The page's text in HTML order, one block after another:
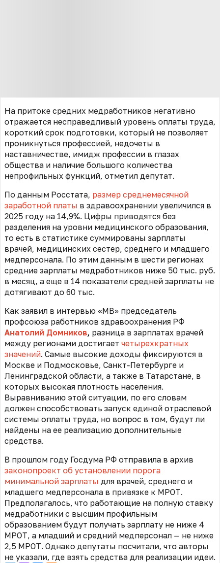
На притоке средних медработников негативно
отражается несправедливый уровень оплаты труда,
короткий срок подготовки, который не позволяет
проникнуться профессией, недочеты в
наставничестве, имидж профессии в глазах
общества и наличие большого количества
непрофильных функций, отметил депутат.
По данным Росстата, размер среднемесячной
заработной платы в здравоохранении увеличился в
2025 году на 14,9%. Цифры приводятся без
разделения на уровни медицинского образования,
то есть в статистике суммированы зарплаты
врачей, медицинских сестер, среднего и младшего
медперсонала. По этим данным в шести регионах
средние зарплаты медработников ниже 50 тыс. руб.
в месяц, а еще в 14 показатели средней зарплаты не
дотягивают до 60 тыс.
Как заявил в интервью «МВ» председатель
профсоюза работников здравоохранения РФ
Анатолий Домников, разница в зарплатах врачей
между регионами достигает четырехкратных
значений. Самые высокие доходы фиксируются в
Москве и Подмосковье, Санкт-Петербурге и
Ленинградской области, а также в Татарстане, в
которых высокая плотность населения.
Выравниванию этой ситуации, по его словам
должен способствовать запуск единой отраслевой
системы оплаты труда, но вопрос в том, будут ли
найдены на ее реализацию дополнительные
средства.
В прошлом году Госдума РФ отправила в архив
законопроект об установлении порога
минимальной зарплаты для врачей, среднего и
младшего медперсонала в привязке к МРОТ.
Предполагалось, что работающие на полную ставку
медработники с высшим профильным
образованием будут получать зарплату не ниже 4
МРОТ, а младший и средний медперсонал — не ниже
2,5 МРОТ. Однако депутаты посчитали, что авторы
не указали, где взять средства для реализации идеи.